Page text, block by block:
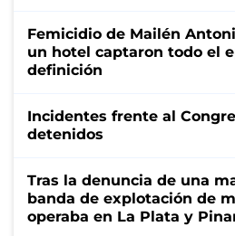
Femicidio de Mailén
un hotel captaron todo el
definición
Incidentes frente al
detenidos
Tras la denuncia de una
banda de explotación de
operaba en La Plata y